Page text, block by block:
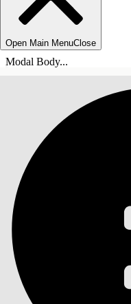
Open Main MenuClose
Modal Body...
INHALT